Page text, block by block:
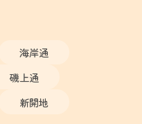
海岸通
磯上通
新開地